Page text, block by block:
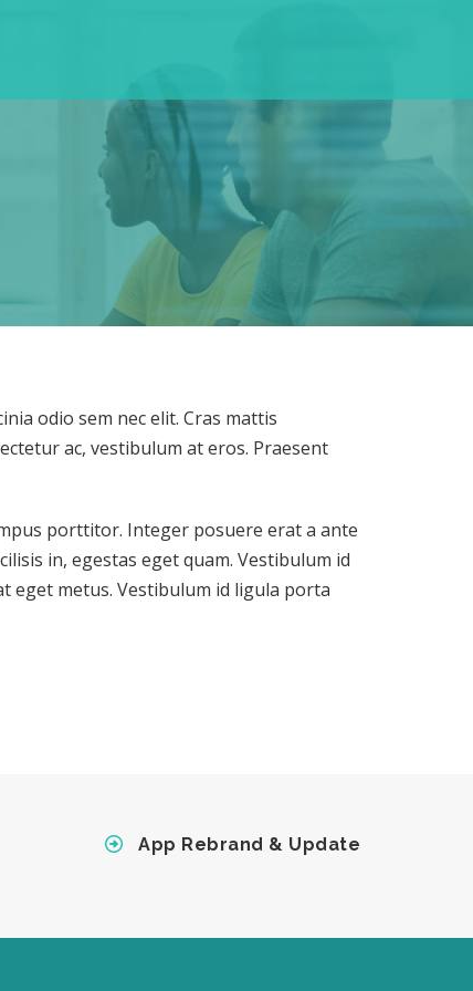
odio sem nec elit. Cras mattis
ac, vestibulum at eros. Praesent
porttitor. Integer posuere erat a ante
in, egestas eget quam. Vestibulum id
eget metus. Vestibulum id ligula porta
App Rebrand & Update